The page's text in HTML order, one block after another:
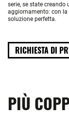
serie, se state
aggiornamento: con la
soluzione perfetta.
RICHIESTA DI
PIÙ